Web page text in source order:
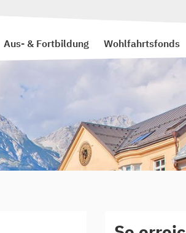
Aus- & Fortbildung Wohlfahrtsfonds